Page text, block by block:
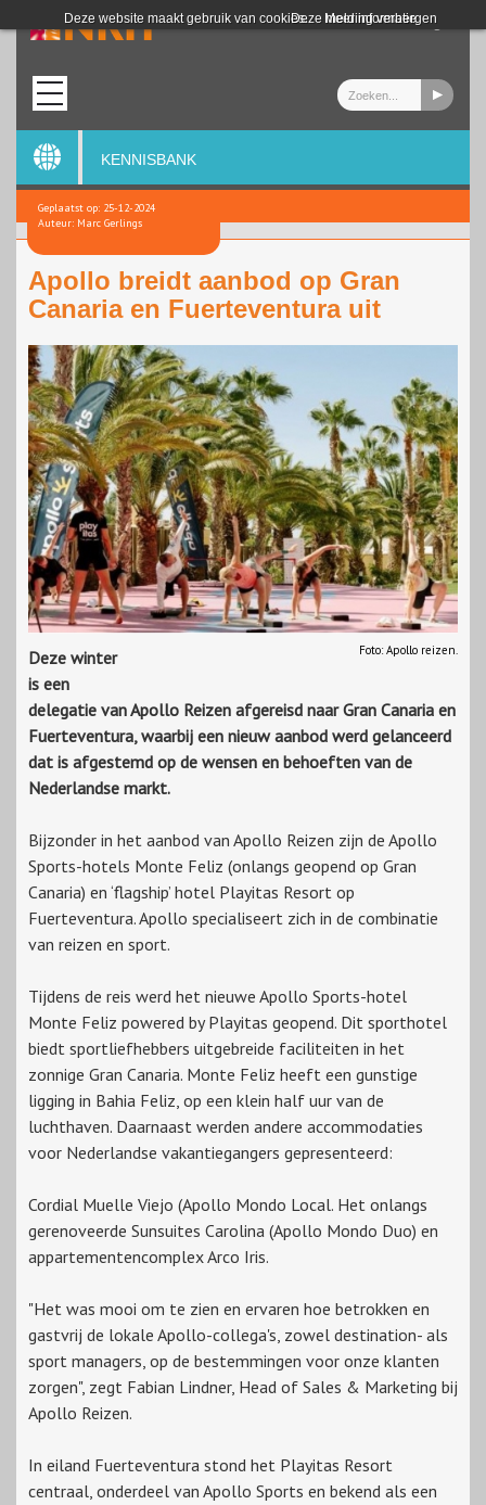
Deze website maakt gebruik van cookies. Meer informatie
Deze melding verbergen
Login
KENNISBANK
Geplaatst op: 25-12-2024
Auteur: Marc Gerlings
Apollo breidt aanbod op Gran
Canaria en Fuerteventura uit
Foto: Apollo reizen.
Deze winter
is een
delegatie van Apollo Reizen afgereisd naar Gran Canaria en
Fuerteventura, waarbij een nieuw aanbod werd gelanceerd
dat is afgestemd op de wensen en behoeften van de
Nederlandse markt.
Bijzonder in het aanbod van Apollo Reizen zijn de Apollo
Sports-hotels Monte Feliz (onlangs geopend op Gran
Canaria) en ‘flagship’ hotel Playitas Resort op
Fuerteventura. Apollo specialiseert zich in de combinatie
van reizen en sport.
Tijdens de reis werd het nieuwe Apollo Sports-hotel
Monte Feliz powered by Playitas geopend. Dit sporthotel
biedt sportliefhebbers uitgebreide faciliteiten in het
zonnige Gran Canaria. Monte Feliz heeft een gunstige
ligging in Bahia Feliz, op een klein half uur van de
luchthaven. Daarnaast werden andere accommodaties
voor Nederlandse vakantiegangers gepresenteerd:
Cordial Muelle Viejo (Apollo Mondo Local. Het onlangs
gerenoveerde Sunsuites Carolina (Apollo Mondo Duo) en
appartementencomplex Arco Iris.
"Het was mooi om te zien en ervaren hoe betrokken en
gastvrij de lokale Apollo-collega's, zowel destination- als
sport managers, op de bestemmingen voor onze klanten
zorgen", zegt Fabian Lindner, Head of Sales & Marketing bij
Apollo Reizen.
In eiland Fuerteventura stond het Playitas Resort
centraal, onderdeel van Apollo Sports en bekend als een